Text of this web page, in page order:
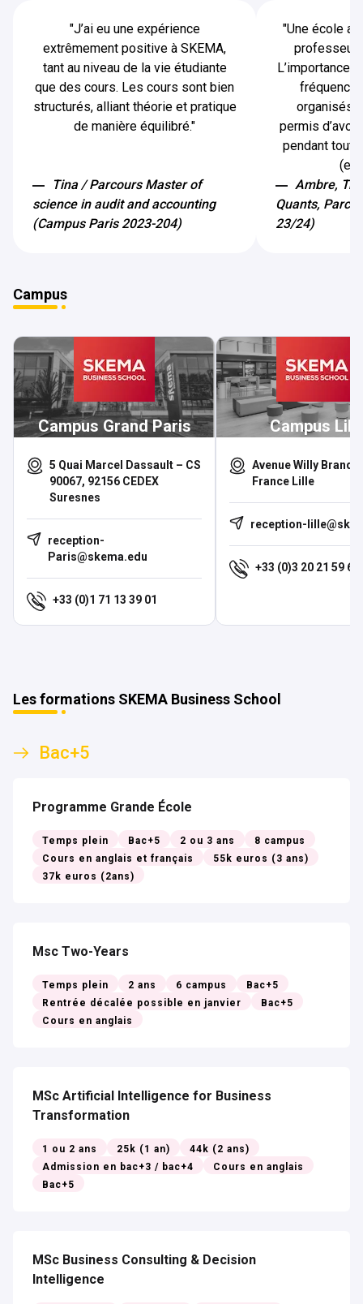
"J’ai eu une expérience
extrêmement positive à SKEMA,
tant au niveau de la vie étudiante
que des cours. Les cours sont bien
structurés, alliant théorie et pratique
de manière équilibré."
Tina / Parcours Master of
science in audit and accounting
(Campus Paris 2023-204)
"Une école
professeur
L’importance
fréquence
organisés
permis
pendant
(en
Ambre,
Quants,
23/24)
Campus
Campus Grand Paris
5 Quai Marcel Dassault – CS
90067, 92156 CEDEX
Suresnes
reception-
Paris@skema.edu
+33 (0)1 71 13 39 01
Campus
Avenue Willy Brandt,
France Lille
reception-
+33 (0)3 20 21 59 62
Les formations SKEMA Business School
Bac+5
Programme Grande École
Temps plein Bac+5 2 ou 3 ans
8 campus
Cours en anglais et français
55k euros (3 ans)
37k euros (2ans)
Msc Two-Years
Temps plein 2 ans 6 campus
Bac+5
Rentrée décalée possible en janvier
Bac+5
Cours en anglais
MSc Artificial Intelligence for Business
Transformation
1 ou 2 ans 25k (1 an)
44k (2 ans)
Admission en bac+3 / bac+4
Cours en anglais
Bac+5
MSc Business Consulting & Decision
Intelligence